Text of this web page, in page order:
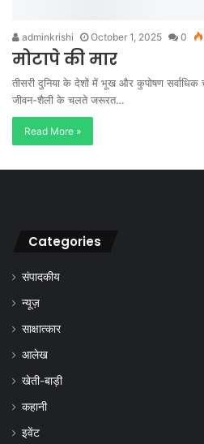
adminkrishi October 1, 2025 0
मोटापे की मार
तीसरी दुनिया के देशों में भूख और कुपोषण
जीवन-शैली के चलते जरूरत…
Read More »
Categories
संपादकीय
न्यूज़
साक्षात्कार
आलेख
खेती-बाड़ी
कहानी
इवेंट